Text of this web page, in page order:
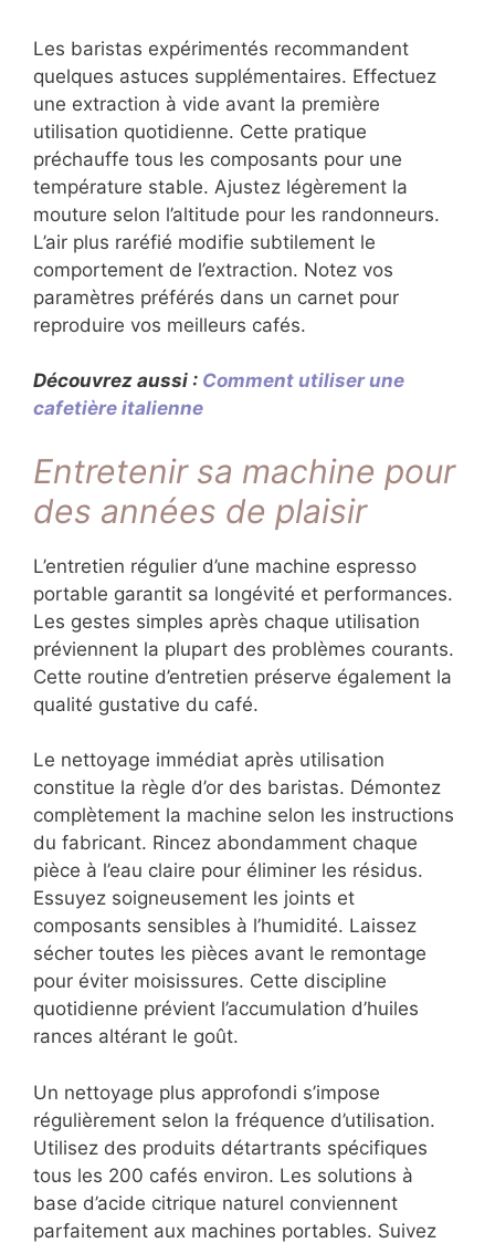
Les baristas expérimentés recommandent
quelques astuces supplémentaires. Effectuez
une extraction à vide avant la première
utilisation quotidienne. Cette pratique
préchauffe tous les composants pour une
température stable. Ajustez légèrement la
mouture selon l’altitude pour les randonneurs.
L’air plus raréfié modifie subtilement le
comportement de l’extraction. Notez vos
paramètres préférés dans un carnet pour
reproduire vos meilleurs cafés.
Découvrez aussi : Comment utiliser une
cafetière italienne
Entretenir sa machine pour
des années de plaisir
L’entretien régulier d’une machine espresso
portable garantit sa longévité et performances.
Les gestes simples après chaque utilisation
préviennent la plupart des problèmes courants.
Cette routine d’entretien préserve également la
qualité gustative du café.
Le nettoyage immédiat après utilisation
constitue la règle d’or des baristas. Démontez
complètement la machine selon les instructions
du fabricant. Rincez abondamment chaque
pièce à l’eau claire pour éliminer les résidus.
Essuyez soigneusement les joints et
composants sensibles à l’humidité. Laissez
sécher toutes les pièces avant le remontage
pour éviter moisissures. Cette discipline
quotidienne prévient l’accumulation d’huiles
rances altérant le goût.
Un nettoyage plus approfondi s’impose
régulièrement selon la fréquence d’utilisation.
Utilisez des produits détartrants spécifiques
tous les 200 cafés environ. Les solutions à
base d’acide citrique naturel conviennent
parfaitement aux machines portables. Suivez